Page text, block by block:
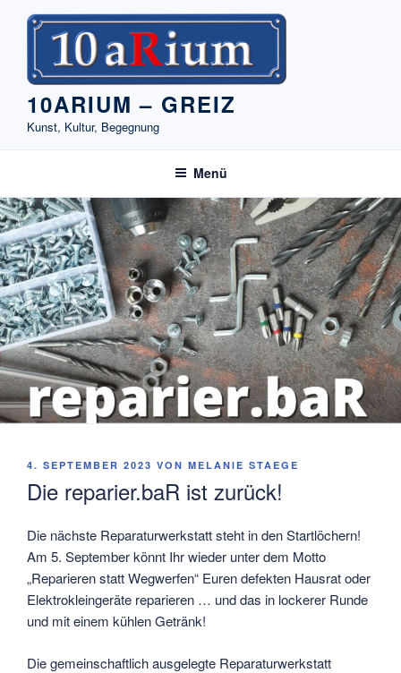
10ARIUM – GREIZ
Kunst, Kultur, Begegnung
Menü
VERÖFFENTLICHT
4. SEPTEMBER 2023 VON MELANIE STAEGE
Die reparier.baR ist zurück!
Die nächste Reparaturwerkstatt steht in den Startlöchern!
Am 5. September könnt Ihr wieder unter dem Motto
„Reparieren statt Wegwerfen“ Euren defekten Hausrat oder
Elektrokleingeräte reparieren … und das in lockerer Runde
und mit einem kühlen Getränk!
Die gemeinschaftlich ausgelegte Reparaturwerkstatt